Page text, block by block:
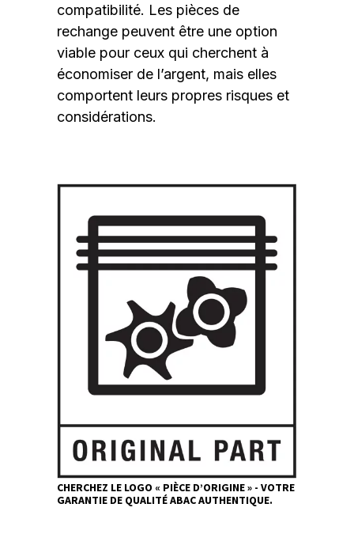
compatibilité. Les pièces de
rechange peuvent être une option
viable pour ceux qui cherchent à
économiser de l’argent, mais elles
comportent leurs propres risques et
considérations.
CHERCHEZ LE LOGO « PIÈCE D’ORIGINE » - VOTRE
GARANTIE DE QUALITÉ ABAC AUTHENTIQUE.